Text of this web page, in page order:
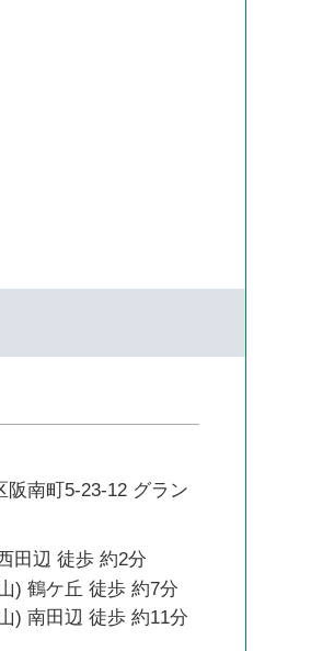
阪南町5-23-12 グラン
田辺 徒歩 約2分
) 鶴ケ丘 徒歩 約7分
) 南田辺 徒歩 約11分